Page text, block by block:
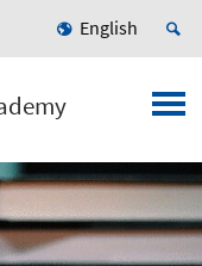
English